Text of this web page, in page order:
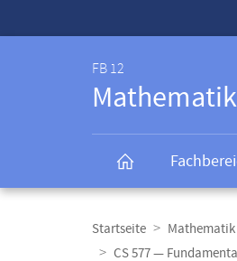
FB 12
Navigation
Startseite
CS 577 —